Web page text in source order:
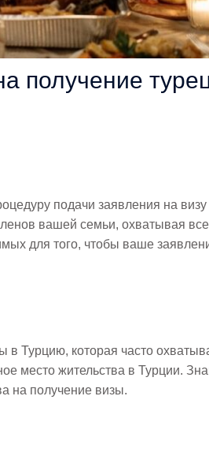
получение
подачи заявления на
вашей семьи, охватывая
для того, чтобы ваше
Турцию, которая часто
место жительства в Турции.
на получение визы.